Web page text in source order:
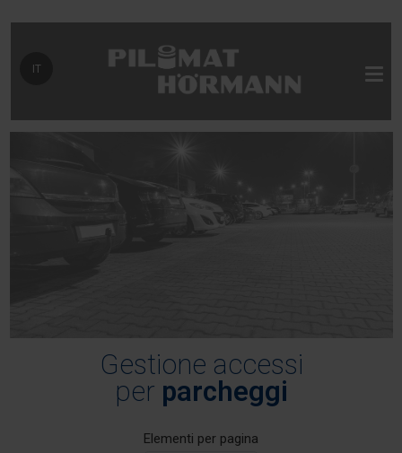
Seleziona la tua lingua
IT
Gestione accessi
per parcheggi
Elementi per pagina